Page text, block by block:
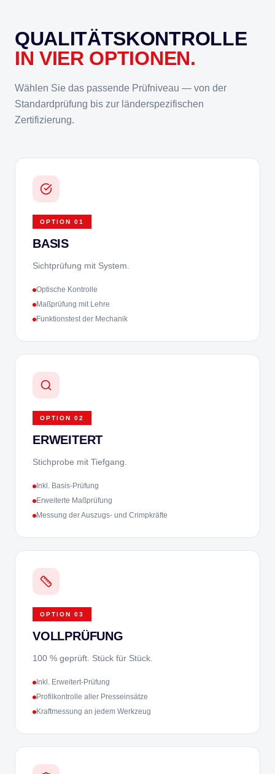
QUALITÄTS­KONTROLLE
IN VIER OPTIONEN.
Wählen Sie das passende Prüfniveau — von der
Standardprüfung bis zur länderspezifischen
Zertifizierung.
OPTION 01
BASIS
Sichtprüfung mit System.
Optische Kontrolle
Maßprüfung mit Lehre
Funktionstest der Mechanik
OPTION 02
ERWEITERT
Stichprobe mit Tiefgang.
Inkl. Basis-Prüfung
Erweiterte Maßprüfung
Messung der Auszugs- und Crimpkräfte
OPTION 03
VOLLPRÜFUNG
100 % geprüft. Stück für Stück.
Inkl. Erweitert-Prüfung
Profilkontrolle aller Presseinsätze
Kraftmessung an jedem Werkzeug